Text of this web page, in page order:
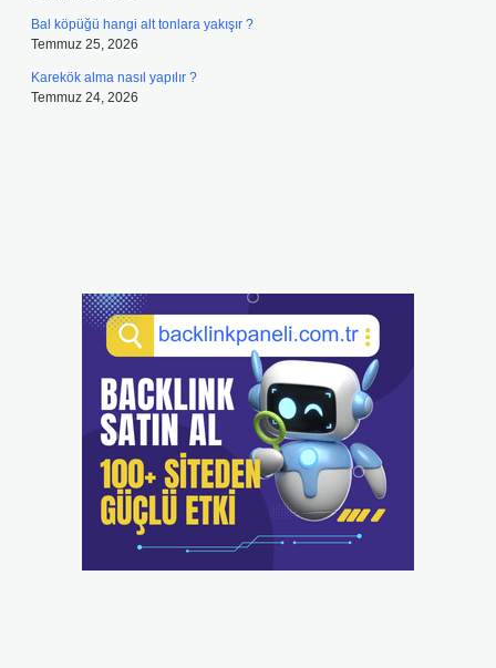
Bal köpüğü hangi alt tonlara yakışır ?
Temmuz 25, 2026
Karekök alma nasıl yapılır ?
Temmuz 24, 2026